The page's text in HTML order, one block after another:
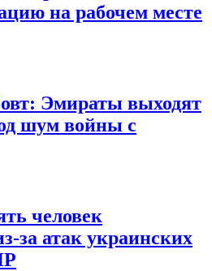
на рабочем месте
Эмираты выходят
шум войны с
человек
за атак украинских